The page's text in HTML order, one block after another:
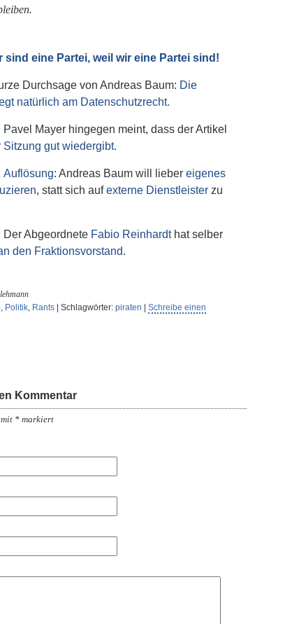
sind eine Partei, weil wir eine Partei sind!
Durchsage von Andreas Baum: Die
natürlich am Datenschutzrecht.
Pavel Mayer hingegen meint, dass der Artikel
Sitzung gut wiedergibt.
Auflösung: Andreas Baum will lieber eigenes
, statt sich aufexterne Dienstleister zu
Der Abgeordnete Fabio Reinhardthat selber
den Fraktionsvorstand.
, Politik, Rants | Schlagwörter: piraten
Schreibe einen
Kommentar
* markiert